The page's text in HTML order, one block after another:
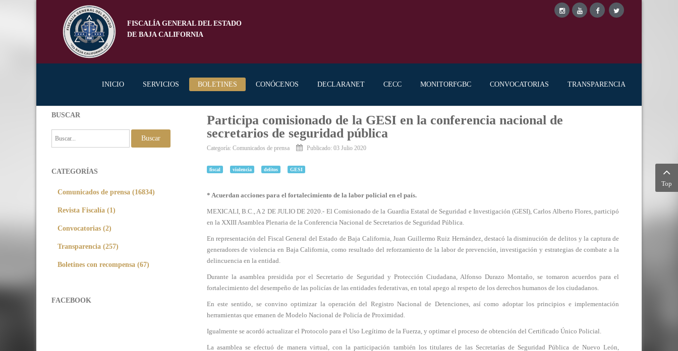
FISCALÍA GENERAL DEL ESTADO
DE BAJA CALIFORNIA
INICIO SERVICIOS BOLETINES CONÓCENOS DECLARANET CECC MONITORFGBC CONVOCATORIAS TRANSPARENCIA
BUSCAR
Buscar
CATEGORÍAS
Comunicados de prensa (16834)
Revista Fiscalía (1)
Convocatorias (2)
Transparencia (257)
Boletines con recompensa (67)
FACEBOOK
Participa comisionado de la GESI en la conferencia nacional de
secretarios de seguridad pública
Categoría: Comunicados de prensa Publicado: 03 Julio 2020
fiscal violencia delitos GESI
* Acuerdan acciones para el fortalecimiento de la labor policial en el país.
MEXICALI, B.C., A 2 DE JULIO DE 2020.- El Comisionado de la Guardia Estatal de Seguridad e Investigación (GESI), Carlos Alberto Flores, participó
en la XXIII Asamblea Plenaria de la Conferencia Nacional de Secretarios de Seguridad Pública.
En representación del Fiscal General del Estado de Baja California, Juan Guillermo Ruiz Hernández, destacó la disminución de delitos y la captura de
generadores de violencia en Baja California, como resultado del reforzamiento de la labor de prevención, investigación y estrategias de combate a la
delincuencia en la entidad.
Durante la asamblea presidida por el Secretario de Seguridad y Protección Ciudadana, Alfonso Durazo Montaño, se tomaron acuerdos para el
fortalecimiento del desempeño de las policías de las entidades federativas, en total apego al respeto de los derechos humanos de los ciudadanos.
En este sentido, se convino optimizar la operación del Registro Nacional de Detenciones, así como adoptar los principios e implementación
herramientas que emanen de Modelo Nacional de Policía de Proximidad.
Igualmente se acordó actualizar el Protocolo para el Uso Legítimo de la Fuerza, y optimar el proceso de obtención del Certificado Único Policial.
La asamblea se efectuó de manera virtual, con la participación también los titulares de las Secretarías de Seguridad Pública de Nuevo León,
Top